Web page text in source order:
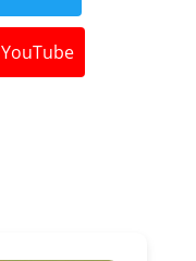
YouTube